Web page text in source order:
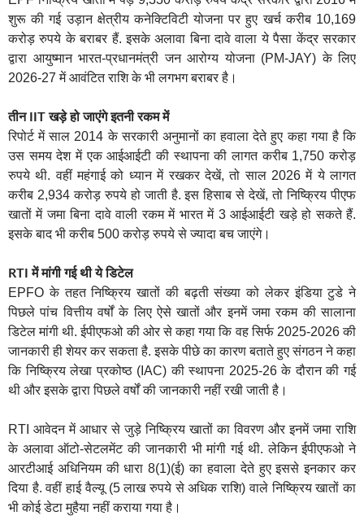
शुरू की गई उड़ान क्षेत्रीय कनेक्टिविटी योजना पर हुए खर्च करीब 10,169
करोड़ रुपये के बराबर हैं. इसके अलावा बिना दावे वाला ये पैसा केंद्र सरकार
द्वारा आयुष्मान भारत-प्रधानमंत्री जन आरोग्य योजना (PM-JAY) के लिए
2026-27 में आवंटित राशि के भी लगभग बराबर है।
तीन IIT खड़े हो जाएंगे इतनी रकम में
रिपोर्ट में साल 2014 के सरकारी अनुमानों का हवाला देते हुए कहा गया है कि
उस समय देश में एक आईआईटी की स्थापना की लागत करीब 1,750 करोड़
रुपये थी. वहीं महंगाई को ध्यान में रखकर देखें, तो साल 2026 में ये लागत
करीब 2,934 करोड़ रुपये हो जाती है. इस हिसाब से देखें, तो निष्क्रिय पीएफ
खातों में जमा बिना दावे वाली रकम में भारत में 3 आईआईटी खड़े हो सकते हैं.
इसके बाद भी करीब 500 करोड़ रुपये से ज्यादा बच जाएंगे।
RTI में मांगी गई थी ये डिटेल
EPFO के तहत निष्क्रिय खातों की बढ़ती संख्या को लेकर इंडिया टुडे ने
पिछले पांच वित्तीय वर्षों के लिए ऐसे खातों और इनमें जमा रकम की सालाना
डिटेल मांगी थी. ईपीएफओ की ओर से कहा गया कि वह सिर्फ 2025-2026 की
जानकारी ही शेयर कर सकता है. इसके पीछे का कारण बताते हुए संगठन ने कहा
कि निष्क्रिय लेखा प्रकोष्ठ (IAC) की स्थापना 2025-26 के दौरान की गई
थी और इसके द्वारा पिछले वर्षों की जानकारी नहीं रखी जाती है।
RTI आवेदन में आधार से जुड़े निष्क्रिय खातों का विवरण और इनमें जमा राशि
के अलावा ऑटो-सेटलमेंट की जानकारी भी मांगी गई थी. लेकिन ईपीएफओ ने
आरटीआई अधिनियम की धारा 8(1)(ई) का हवाला देते हुए इससे इनकार कर
दिया है. वहीं हाई वैल्यू (5 लाख रुपये से अधिक राशि) वाले निष्क्रिय खातों का
भी कोई डेटा मुहैया नहीं कराया गया है।